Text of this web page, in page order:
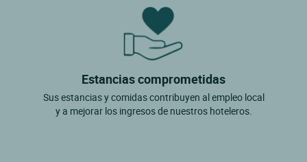
Estancias comprometidas
Sus estancias y comidas contribuyen al empleo local
y a mejorar los ingresos de nuestros hoteleros.